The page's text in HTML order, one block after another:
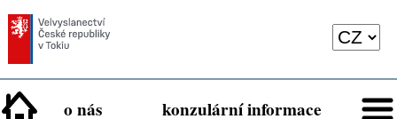
o nás konzulární informace